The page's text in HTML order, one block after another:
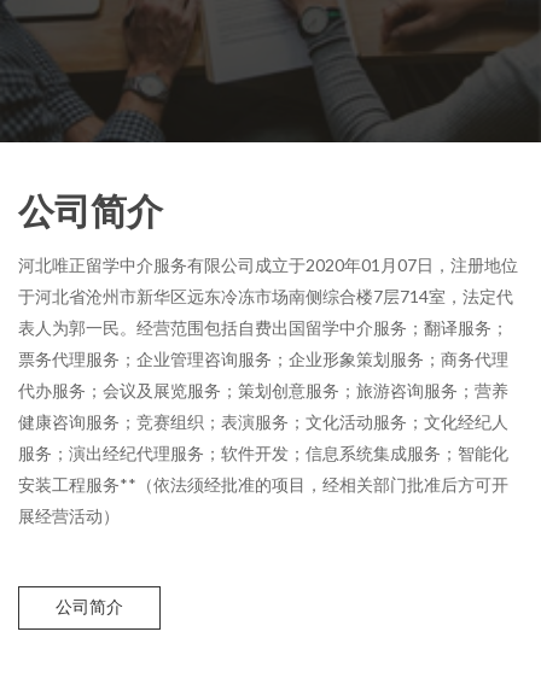
公司简介
河北唯正留学中介服务有限公司成立于2020年01月07日，注册地位
于河北省沧州市新华区远东冷冻市场南侧综合楼7层714室，法定代
表人为郭一民。经营范围包括自费出国留学中介服务；翻译服务；
票务代理服务；企业管理咨询服务；企业形象策划服务；商务代理
代办服务；会议及展览服务；策划创意服务；旅游咨询服务；营养
健康咨询服务；竞赛组织；表演服务；文化活动服务；文化经纪人
服务；演出经纪代理服务；软件开发；信息系统集成服务；智能化
安装工程服务**（依法须经批准的项目，经相关部门批准后方可开
展经营活动）
公司简介